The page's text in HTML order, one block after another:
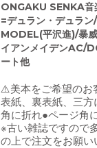
ONGAKU SENKA音
=デュラン・デュラ
MODEL(平沢進)/暴
イアンメイデンAC/
ート他
⚠️美本をご希望のお
表紙、裏表紙、三
角に折れ●ページ角
※古い雑誌ですので
の上で注文をお願い